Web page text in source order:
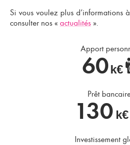
Si vous voulez plus d’informations
consulter nos « actualités ».
Apport
60k€
Prêt
130 k€
Investissement